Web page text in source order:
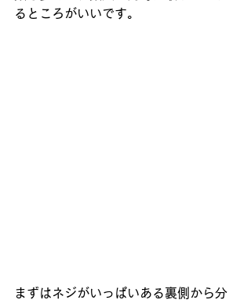
るところがいいです。
まずはネジがいっぱいある裏側から分